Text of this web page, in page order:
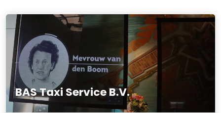
BAS Taxi Service B.V.